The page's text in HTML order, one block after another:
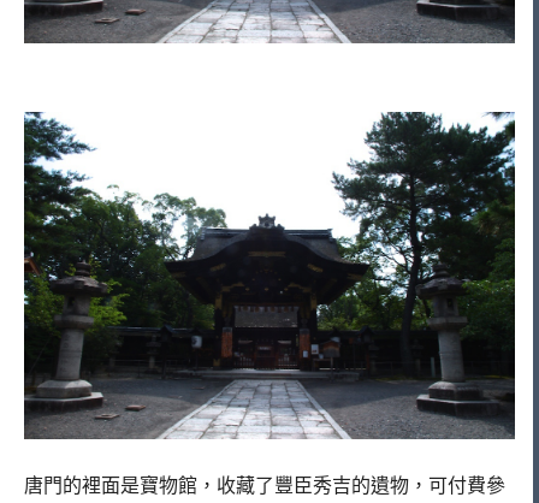
唐門的裡面是寶物館，收藏了豐臣秀吉的遺物，可付費參